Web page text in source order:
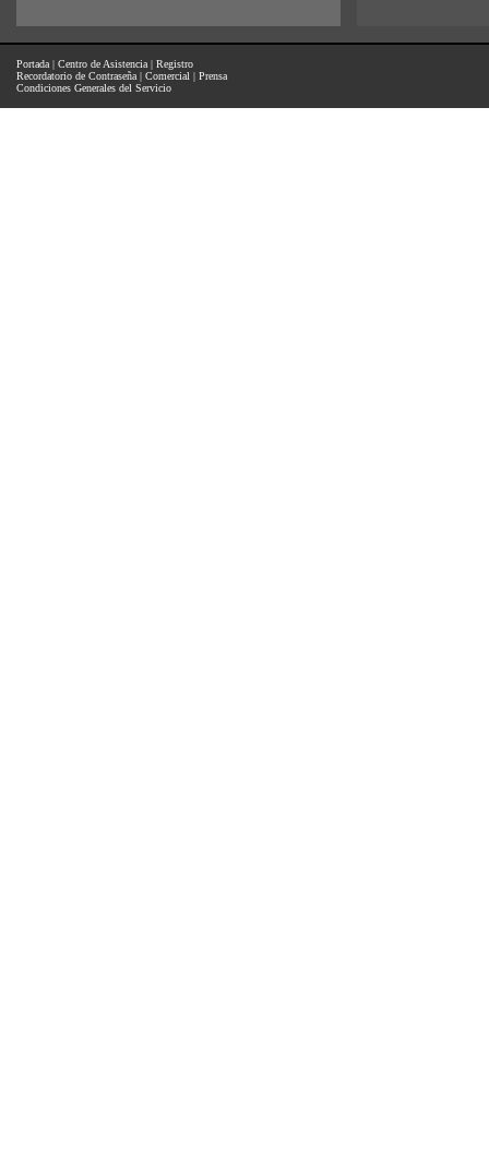
Portada | Centro de Asistencia | Registro
Recordatorio de Contraseña | Comercial | Prensa
Condiciones Generales del Servicio